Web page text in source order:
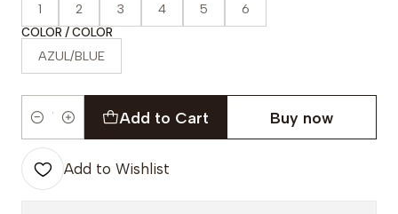
1 2 3 4 5 6
COLOR / COLOR
AZUL/BLUE
Quantity
Add to Cart Buy now
Add to Wishlist